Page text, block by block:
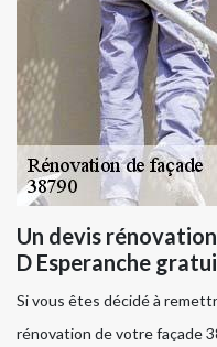
Un devis
D Esperanche
Si vous êtes décidé à
rénovation de votre façade